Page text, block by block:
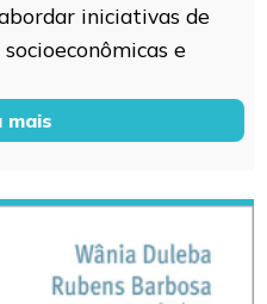
iniciativas de
e
mais